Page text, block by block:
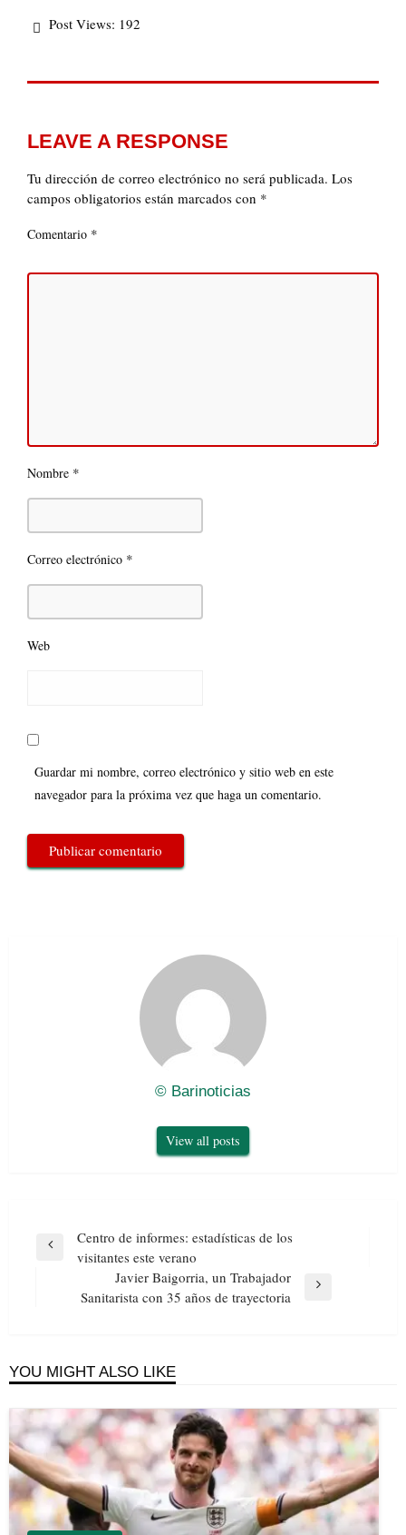
Post Views: 192
LEAVE A RESPONSE
Tu dirección de correo electrónico no será publicada. Los
campos obligatorios están marcados con *
Comentario *
Nombre *
Correo electrónico *
Web
Guardar mi nombre, correo electrónico y sitio web en este
navegador para la próxima vez que haga un comentario.
© Barinoticias
View all posts
Navegación
Previous
Centro de informes: estadísticas de los
visitantes este verano
Javier Baigorria, un Trabajador
Sanitarista con 35 años de trayectoria
YOU MIGHT ALSO LIKE